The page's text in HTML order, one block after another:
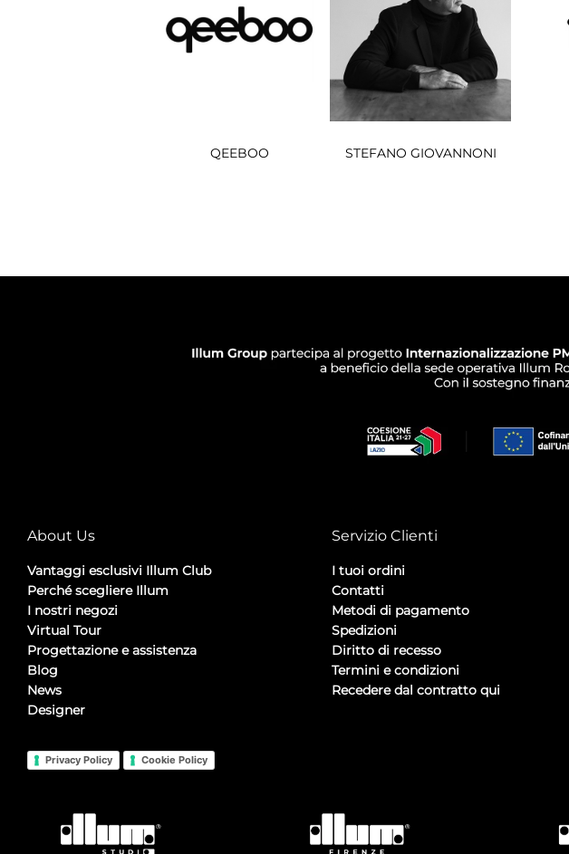
QEEBOO STEFANO GIOVANNONI
About Us
Vantaggi esclusivi Illum Club
Perché scegliere Illum
I nostri negozi
Virtual Tour
Progettazione e assistenza
Blog
News
Designer
Privacy Policy Cookie Policy
Servizio Clienti
I tuoi ordini
Contatti
Metodi di pagamento
Spedizioni
Diritto di recesso
Termini e condizioni
Recedere dal contratto qui